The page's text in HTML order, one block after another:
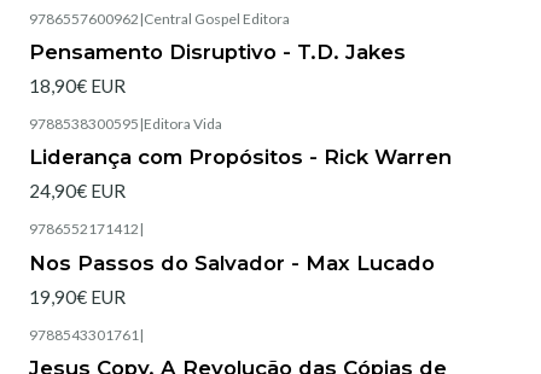
9786557600962 |Central Gospel Editora
Pensamento Disruptivo - T.D. Jakes
18,90€ EUR
9788538300595 |Editora Vida
Liderança com Propósitos - Rick Warren
24,90€ EUR
9786552171412 |
Nos Passos do Salvador - Max Lucado
19,90€ EUR
9788543301761 |
Jesus Copy. A Revolução das Cópias de